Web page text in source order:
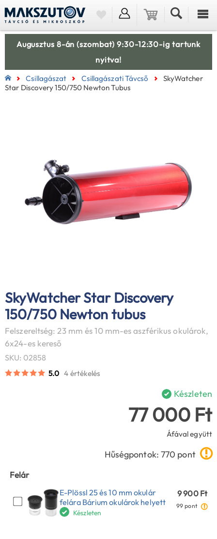
Augusztus 8-án (szombat) 9:30-12:30-ig tartunk
nyitva!
Csillagászat Csillagászati Távcső
SkyWatcher
Star Discovery 150/750 Newton Tubus
SkyWatcher Star Discovery
150/750 Newton tubus
Felszereltség: 23 mm és 10 mm-es aszférikus okulárok,
6x24-es kereső
SKU: 02858
5.0 4 értékelés
Készleten
77 000 Ft
Áfával együtt
Hűségpontok: 770 pont
Felár
E-Plössl 25 és 10 mm okulár
felára Bárium okulárok helyett
Készleten
9 900 Ft
99 pont